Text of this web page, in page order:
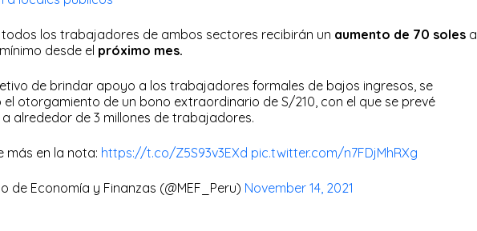
todos los trabajadores de ambos sectores recibirán un aumento de 70 soles a
desde el próximo mes.
de brindar apoyo a los trabajadores formales de bajos ingresos, se
el otorgamiento de un bono extraordinario de S/210, con el que se prevé
alrededor de 3 millones de trabajadores.
más en la nota: https://t.co/Z5S93v3EXd pic.twitter.com/n7FDjMhRXg
de Economía y Finanzas (@MEF_Peru) November 14, 2021